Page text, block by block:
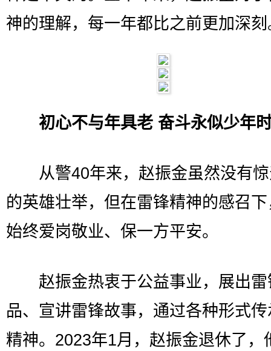
神的理解，每一年都比之前更加深刻
初心不与年具老 奋斗永似少年
从警40年来，赵振金虽然没有惊
的英雄壮举，但在雷锋精神的感召
始终爱岗敬业、保一方平安。
赵振金热衷于公益事业，展出雷
品、宣讲雷锋故事，通过各种形式
精神。2023年1月，赵振金退休了，